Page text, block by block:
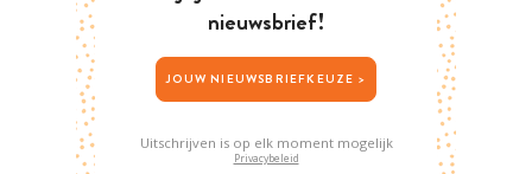
nieuwsbrief!
JOUW NIEUWSBRIEFKEUZE >
Uitschrijven is op elk moment mogelijk
Privacybeleid